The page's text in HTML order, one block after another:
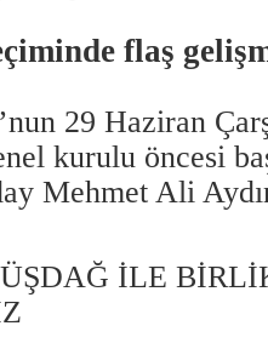
flaş
29 Haziran
kurulu öncesi
Mehmet Ali
İLE